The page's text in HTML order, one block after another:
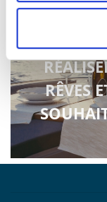
RÊVES